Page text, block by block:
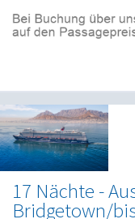
17 Nächte -
Bridgetown/